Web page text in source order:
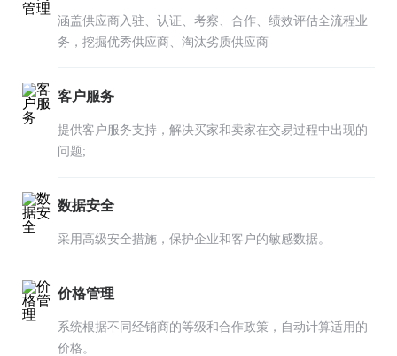
涵盖供应商入驻、认证、考察、合作、绩效评估全流程业
务，挖掘优秀供应商、淘汰劣质供应商
客户服务
提供客户服务支持，解决买家和卖家在交易过程中出现的
问题;
数据安全
采用高级安全措施，保护企业和客户的敏感数据。
价格管理
系统根据不同经销商的等级和合作政策，自动计算适用的
价格。